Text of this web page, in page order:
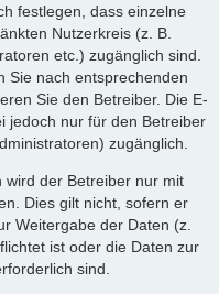
festlegen, dass einzelne
Nutzerkreis (z. B.
etc.) zugänglich sind.
Sie nach entsprechenden
Sie den Betreiber. Die E-
jedoch nur für den Betreiber
zugänglich.
wird der Betreiber nur mit
Dies gilt nicht, sofern er
Weitergabe der Daten (z.
ist oder die Daten zur
sind.